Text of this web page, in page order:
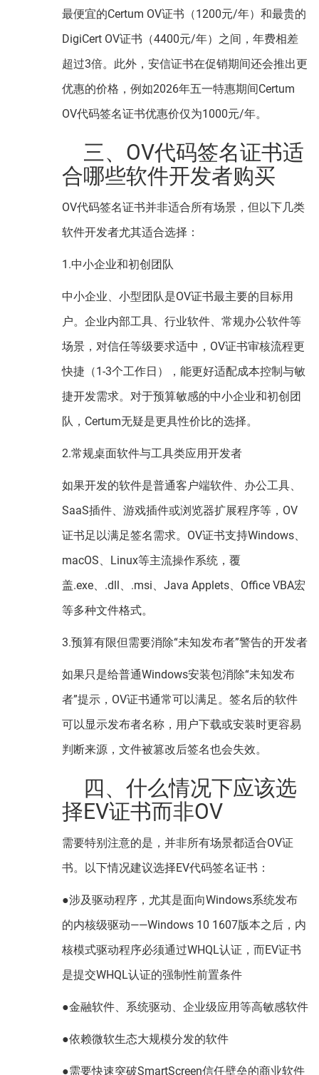
最便宜的Certum OV证书（1200元/年）和最贵的
DigiCert OV证书（4400元/年）之间，年费相差
超过3倍。此外，安信证书在促销期间还会推出更
优惠的价格，例如2026年五一特惠期间Certum
OV代码签名证书优惠价仅为1000元/年。
三、OV代码签名证书适
合哪些软件开发者购买
OV代码签名证书并非适合所有场景，但以下几类
软件开发者尤其适合选择：
1.中小企业和初创团队
中小企业、小型团队是OV证书最主要的目标用
户。企业内部工具、行业软件、常规办公软件等
场景，对信任等级要求适中，OV证书审核流程更
快捷（1-3个工作日），能更好适配成本控制与敏
捷开发需求。对于预算敏感的中小企业和初创团
队，Certum无疑是更具性价比的选择。
2.常规桌面软件与工具类应用开发者
如果开发的软件是普通客户端软件、办公工具、
SaaS插件、游戏插件或浏览器扩展程序等，OV
证书足以满足签名需求。OV证书支持Windows、
macOS、Linux等主流操作系统，覆
盖.exe、.dll、.msi、Java Applets、Office VBA宏
等多种文件格式。
3.预算有限但需要消除“未知发布者”警告的开发者
如果只是给普通Windows安装包消除“未知发布
者”提示，OV证书通常可以满足。签名后的软件
可以显示发布者名称，用户下载或安装时更容易
判断来源，文件被篡改后签名也会失效。
四、什么情况下应该选
择EV证书而非OV
需要特别注意的是，并非所有场景都适合OV证
书。以下情况建议选择EV代码签名证书：
●涉及驱动程序，尤其是面向Windows系统发布
的内核级驱动——Windows 10 1607版本之后，内
核模式驱动程序必须通过WHQL认证，而EV证书
是提交WHQL认证的强制性前置条件
●金融软件、系统驱动、企业级应用等高敏感软件
●依赖微软生态大规模分发的软件
●需要快速突破SmartScreen信任壁垒的商业软件